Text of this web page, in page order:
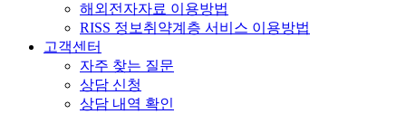
해외전자자료 이용방법
RISS 정보취약계층 서비스 이용방법
고객센터
자주 찾는 질문
상담 신청
상담 내역 확인